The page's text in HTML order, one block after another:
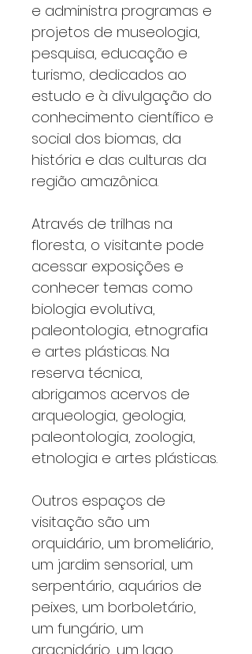
e administra programas e
projetos de museologia,
pesquisa, educação e
turismo, dedicados ao
estudo e à divulgação do
conhecimento científico e
social dos biomas, da
história e das culturas da
região amazônica.
Através de trilhas na
floresta, o visitante pode
acessar exposições e
conhecer temas como
biologia evolutiva,
paleontologia, etnografia
e artes plásticas. Na
reserva técnica,
abrigamos acervos de
arqueologia, geologia,
paleontologia, zoologia,
etnologia e artes plásticas.
Outros espaços de
visitação são um
orquidário, um bromeliário,
um jardim sensorial, um
serpentário, aquários de
peixes, um borboletário,
um fungário, um
aracnidário, um lago